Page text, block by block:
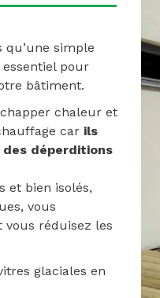
qu’une simple
pour
bâtiment.
chaleur et
car ils
des déperditions
et bien isolés,
vous
vous réduisez les
glaciales en